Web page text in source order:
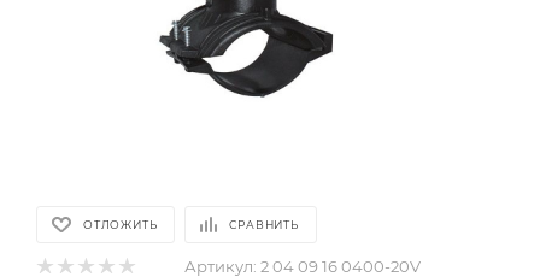
ОТЛОЖИТЬ СРАВНИТЬ
Артикул: 2 04 09 16 0400-20V